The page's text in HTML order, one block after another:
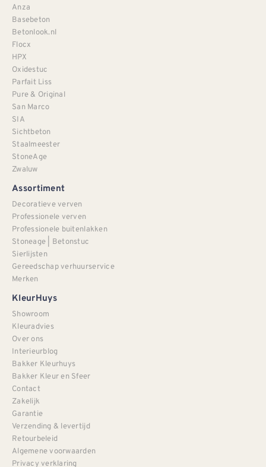
Anza
Basebeton
Betonlook.nl
Flocx
HPX
Oxidestuc
Parfait Liss
Pure & Original
San Marco
SIA
Sichtbeton
Staalmeester
StoneAge
Zwaluw
Assortiment
Decoratieve verven
Professionele verven
Professionele buitenlakken
Stoneage | Betonstuc
Sierlijsten
Gereedschap verhuurservice
Merken
KleurHuys
Showroom
Kleuradvies
Over ons
Interieurblog
Bakker Kleurhuys
Bakker Kleur en Sfeer
Contact
Zakelijk
Garantie
Verzending & levertijd
Retourbeleid
Algemene voorwaarden
Privacy verklaring